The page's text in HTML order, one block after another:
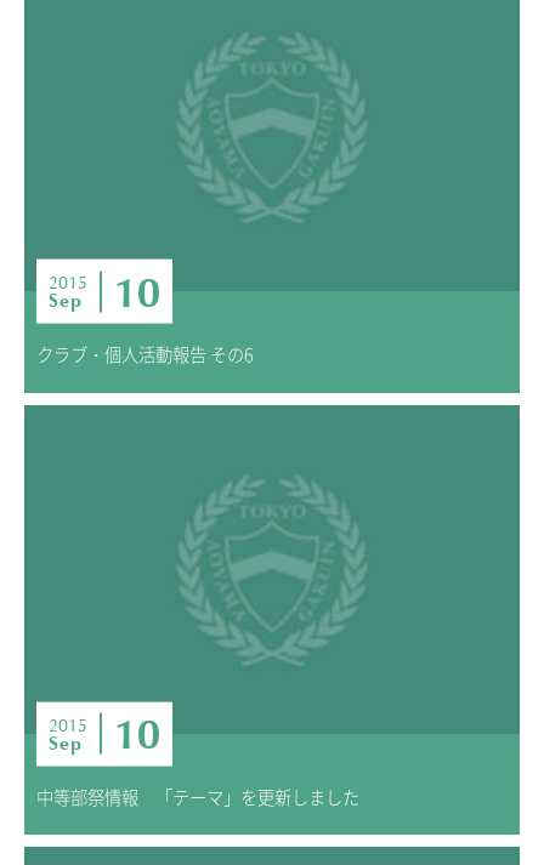
2015
Sep 10
クラブ・個人活動報告 その6
2015
Sep 10
中等部祭情報 「テーマ」を更新しました